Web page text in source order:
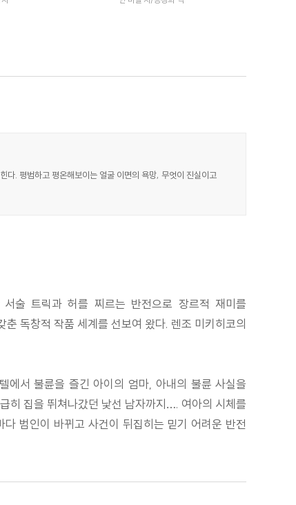
다. 평범하고 평온해보이는 얼굴 이면의 욕망, 무엇이 진실이고
술 트릭과 허를 찌르는 반전으로 장르적 재미를
독창적 작품 세계를 선보여 왔다. 렌조 미키히코의
에서 불륜을 즐긴 아이의 엄마, 아내의 불륜 사실을
히 집을 뛰쳐나갔던 낯선 남자까지…. 여아의 시체를
범인이 바뀌고 사건이 뒤집히는 믿기 어려운 반전